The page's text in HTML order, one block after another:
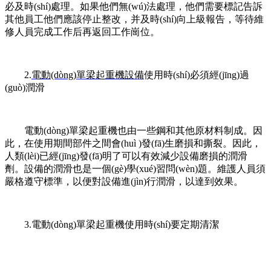
必及時(shí)處理。如果他們無(wú)法處理，他們需要標記告訴
其他員工他們應該停止整改，并及時(shí)向上級報告，等待維
修人員完成工作后再返回工作崗位。
2.電動(dòng)單梁起重機設備使用時(shí)必須經(jīng)過
(guò)潤滑
電動(dòng)單梁起重機也由一些鋼和其他原材料制成。因
此，在使用期間部件之間會(huì )發(fā)生磨損和撕裂。因此，
人類(lèi)已經(jīng)發(fā)明了可以有效減少設備磨損的潤滑
劑。設備的潤滑也是一個(gè)學(xué)習問(wèn)題。維護人員須
嚴格遵守標準，以便對設備進(jìn)行潤滑，以達到效果。
3.電動(dòng)單梁起重機使用時(shí)要定期清潔